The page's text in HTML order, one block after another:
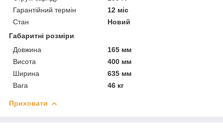
Гарантійний термін
12 міс
Стан
Новий
Габаритні розміри
Довжина
165 мм
Висота
400 мм
Ширина
635 мм
Вага
46 кг
Приховати